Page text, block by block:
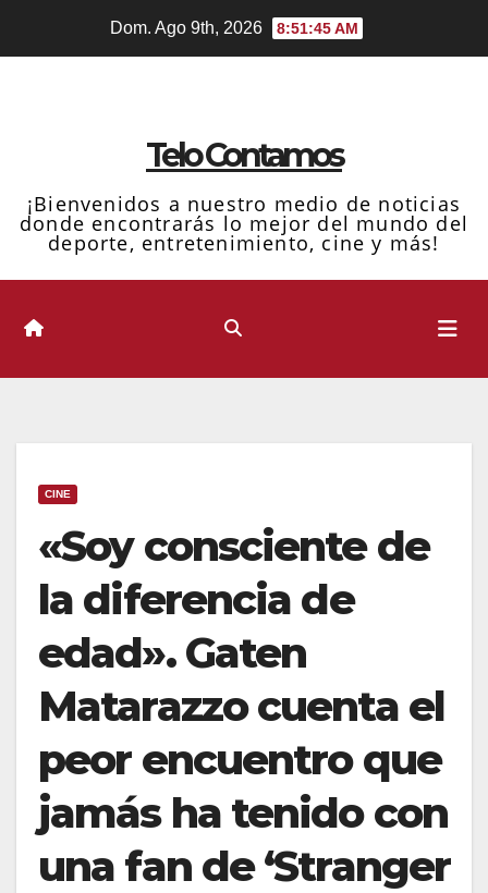
Dom. Ago 9th, 2026 8:51:46 AM
Telo Contamos
¡Bienvenidos a nuestro medio de noticias
donde encontrarás lo mejor del mundo del
deporte, entretenimiento, cine y más!
CINE
«Soy consciente de
la diferencia de
edad». Gaten
Matarazzo cuenta el
peor encuentro que
jamás ha tenido con
una fan de ‘Stranger